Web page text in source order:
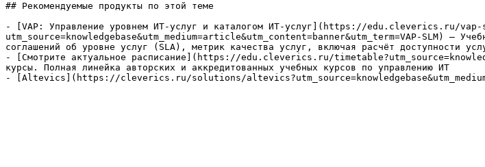
## Рекомендуемые продукты по этой теме
- [VAP: Управление уровнем ИТ-услуг и каталогом ИТ-услуг](https://edu.cleverics.ru/vap-
utm_source=knowledgebase&utm_medium=article&utm_content=banner&utm_term=VAP-SLM) —
соглашений об уровне услуг (SLA), метрик качества услуг, включая расчёт доступности
- [Смотрите актуальное расписание](https://edu.cleverics.ru/
курсы. Полная линейка авторских и аккредитованных учебных курсов по управлению ИТ
- [Altevics](https://cleverics.ru/solutions/